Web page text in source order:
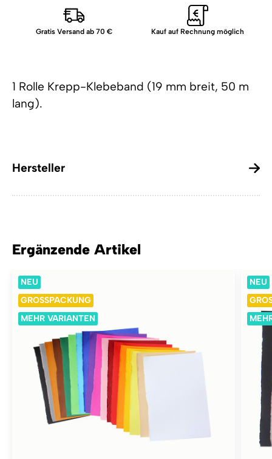
1 Rolle Krepp-Klebeband (19 mm breit, 50 m
lang).
Hersteller
Gratis Versand ab 70 € Kauf auf Rechnung möglich
Ergänzende Artikel
NEU
GROSSPACKUNG
MEHR VARIANTEN
NEU